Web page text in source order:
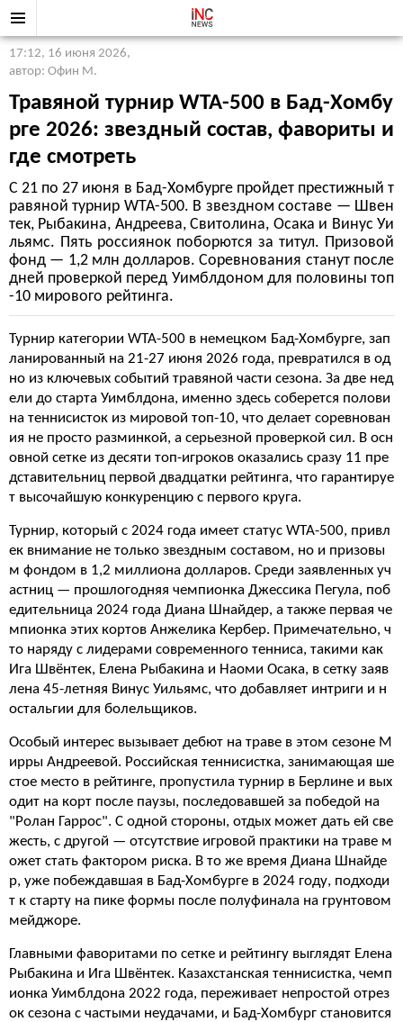
17:12, 16 июня 2026,
автор: Офин М.
Травяной турнир WTA-500 в Бад-Хомбу
рге 2026: звездный состав, фавориты и
где смотреть
С 21 по 27 июня в Бад-Хомбурге пройдет престижный т
равяной турнир WTA-500. В звездном составе — Швен
тек, Рыбакина, Андреева, Свитолина, Осака и Винус Уи
льямс. Пять россиянок поборются за титул. Призовой
фонд — 1,2 млн долларов. Соревнования станут после
дней проверкой перед Уимблдоном для половины топ
-10 мирового рейтинга.
Турнир категории WTA-500 в немецком Бад-Хомбурге, зап
ланированный на 21-27 июня 2026 года, превратился в од
но из ключевых событий травяной части сезона. За две нед
ели до старта Уимблдона, именно здесь соберется полови
на теннисисток из мировой топ-10, что делает соревнован
ия не просто разминкой, а серьезной проверкой сил. В осн
овной сетке из десяти топ-игроков оказались сразу 11 пре
дставительниц первой двадцатки рейтинга, что гарантируе
т высочайшую конкуренцию с первого круга.
Турнир, который с 2024 года имеет статус WTA-500, привл
ек внимание не только звездным составом, но и призовы
м фондом в 1,2 миллиона долларов. Среди заявленных уч
астниц — прошлогодняя чемпионка Джессика Пегула, поб
едительница 2024 года Диана Шнайдер, а также первая че
мпионка этих кортов Анжелика Кербер. Примечательно, ч
то наряду с лидерами современного тенниса, такими как
Ига Швёнтек, Елена Рыбакина и Наоми Осака, в сетку заяв
лена 45-летняя Винус Уильямс, что добавляет интриги и н
остальгии для болельщиков.
Особый интерес вызывает дебют на траве в этом сезоне М
ирры Андреевой. Российская теннисистка, занимающая ше
стое место в рейтинге, пропустила турнир в Берлине и вых
одит на корт после паузы, последовавшей за победой на
"Ролан Гаррос". С одной стороны, отдых может дать ей све
жесть, с другой — отсутствие игровой практики на траве м
ожет стать фактором риска. В то же время Диана Шнайде
р, уже побеждавшая в Бад-Хомбурге в 2024 году, подходи
т к старту на пике формы после полуфинала на грунтовом
мейджоре.
Главными фаворитами по сетке и рейтингу выглядят Елена
Рыбакина и Ига Швёнтек. Казахстанская теннисистка, чемп
ионка Уимблдона 2022 года, переживает непростой отрез
ок сезона с частыми неудачами, и Бад-Хомбург становится